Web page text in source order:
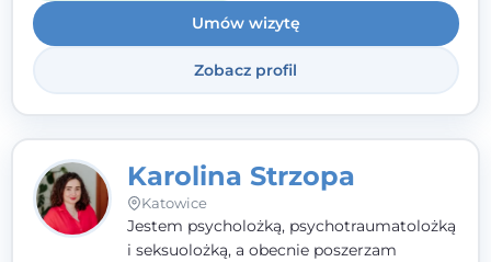
Umów wizytę
Zobacz profil
Karolina Strzopa
Katowice
Jestem psycholożką, psychotraumatolożką
i seksuolożką, a obecnie poszerzam